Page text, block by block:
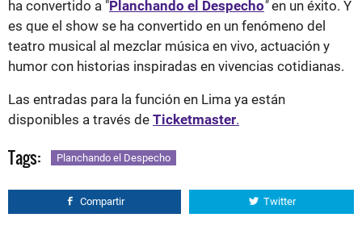
ha convertido a "Planchando el Despecho"en un éxito. Y
es que el show se ha convertido en un fenómeno del
teatro musical al mezclar música en vivo, actuación y
humor con historias inspiradas en vivencias cotidianas.
Las entradas para la función en Lima ya están
disponibles a través de Ticketmaster.
Tags: Planchando el Despecho
Compartir Twitter